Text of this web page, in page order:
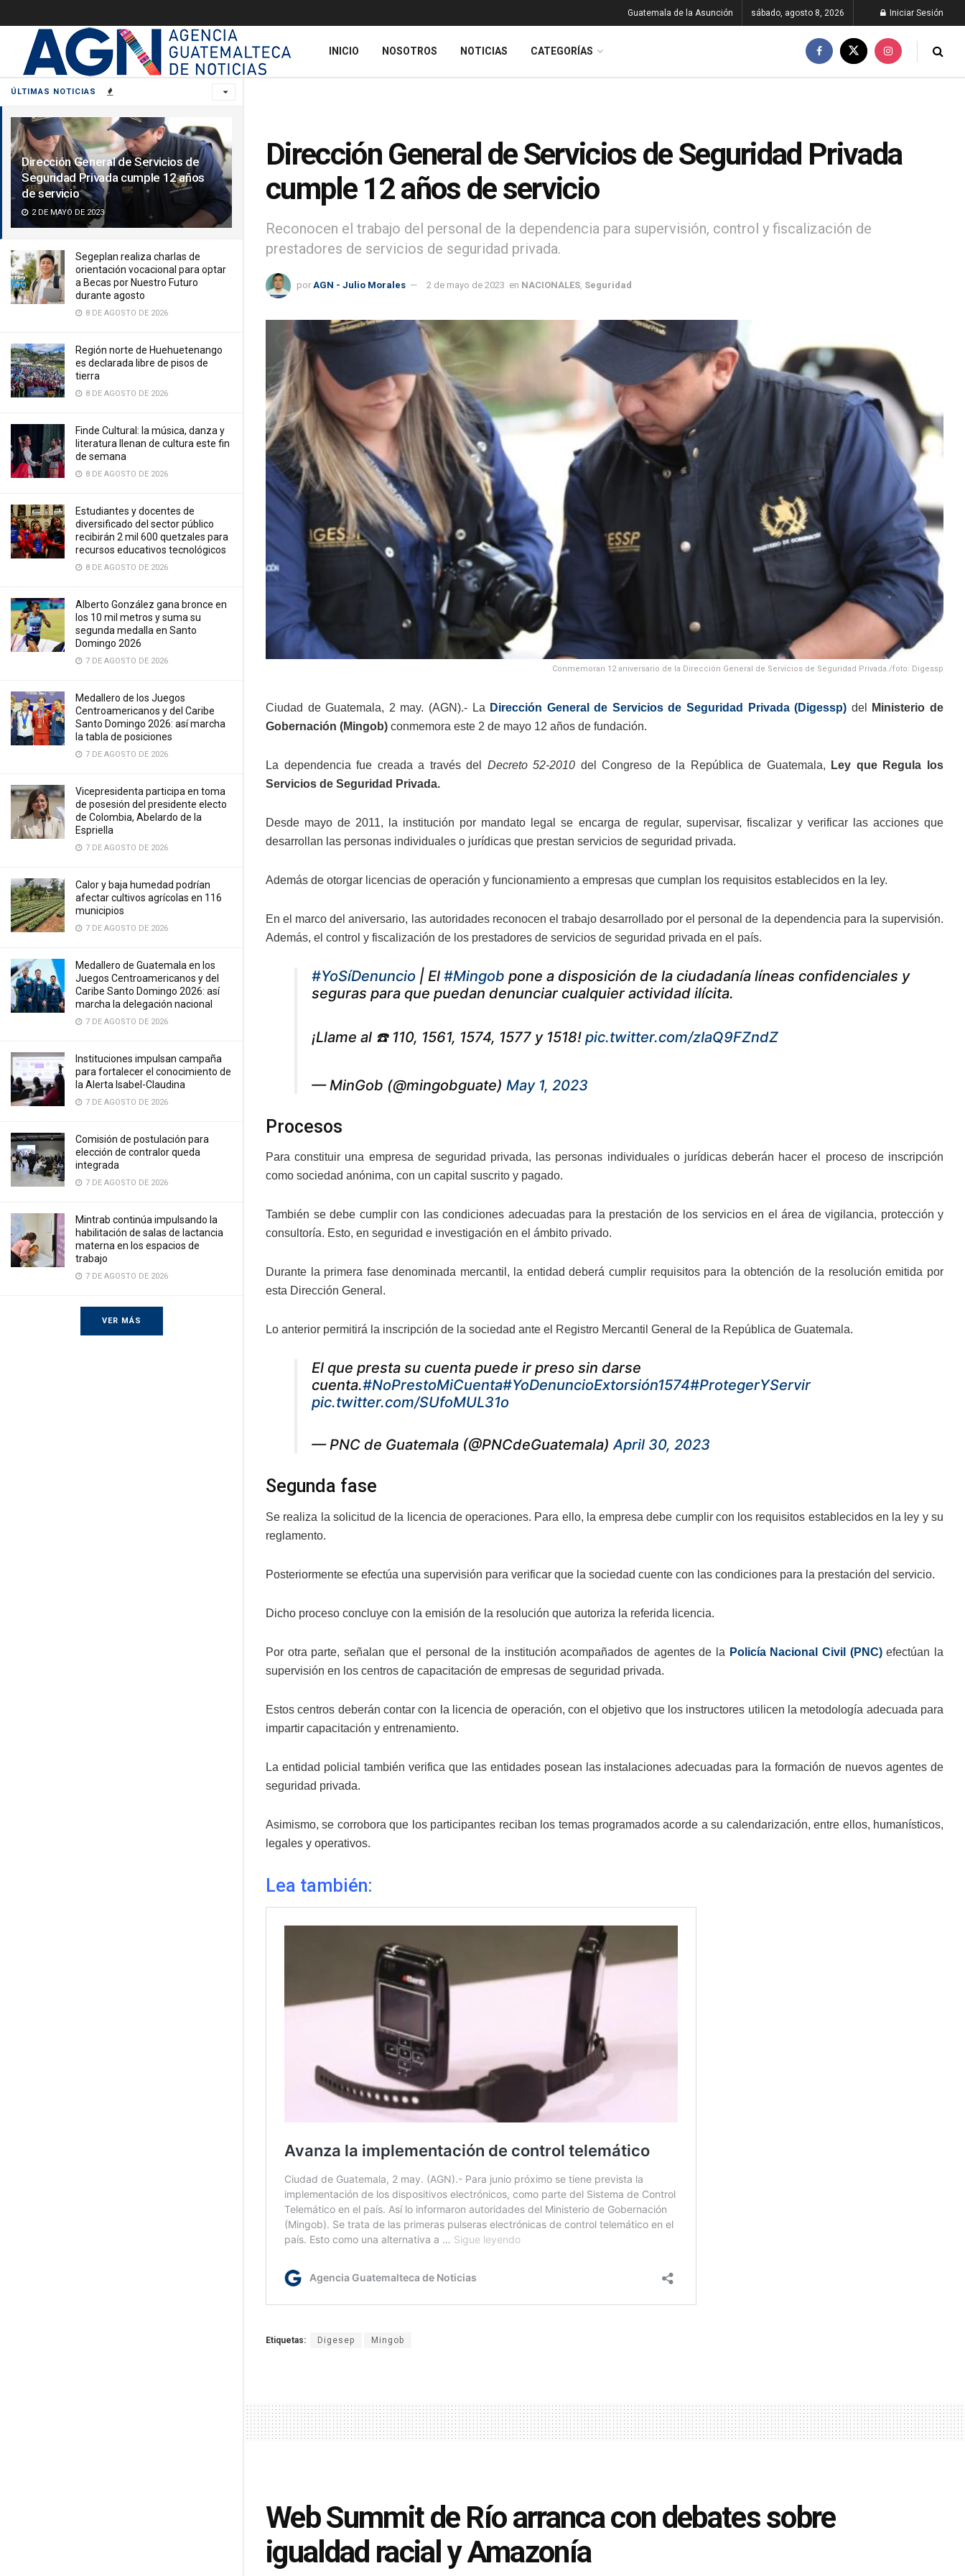
ÚLTIMAS NOTICIAS
Dirección General de Servicios de
Seguridad Privada cumple 12 años
de servicio
2 DE MAYO DE 2023
Segeplan realiza charlas de
orientación vocacional para optar
a Becas por Nuestro Futuro
durante agosto
8 DE AGOSTO DE 2026
Región norte de Huehuetenango
es declarada libre de pisos de
tierra
8 DE AGOSTO DE 2026
Finde Cultural: la música, danza y
literatura llenan de cultura este fin
de semana
8 DE AGOSTO DE 2026
Estudiantes y docentes de
diversificado del sector público
recibirán 2 mil 600 quetzales para
recursos educativos tecnológicos
8 DE AGOSTO DE 2026
Alberto González gana bronce en
los 10 mil metros y suma su
segunda medalla en Santo
Domingo 2026
7 DE AGOSTO DE 2026
Medallero de los Juegos
Centroamericanos y del Caribe
Santo Domingo 2026: así marcha
la tabla de posiciones
7 DE AGOSTO DE 2026
Vicepresidenta participa en toma
de posesión del presidente electo
de Colombia, Abelardo de la
Espriella
7 DE AGOSTO DE 2026
Calor y baja humedad podrían
afectar cultivos agrícolas en 116
municipios
7 DE AGOSTO DE 2026
Medallero de Guatemala en los
Juegos Centroamericanos y del
Caribe Santo Domingo 2026: así
marcha la delegación nacional
7 DE AGOSTO DE 2026
Instituciones impulsan campaña
para fortalecer el conocimiento de
la Alerta Isabel-Claudina
7 DE AGOSTO DE 2026
Comisión de postulación para
elección de contralor queda
integrada
7 DE AGOSTO DE 2026
Mintrab continúa impulsando la
habilitación de salas de lactancia
materna en los espacios de
trabajo
7 DE AGOSTO DE 2026
VER MÁS
Guatemala de la Asunción sábado, agosto 8, 2026 Iniciar Sesión
INICIO NOSOTROS NOTICIAS CATEGORÍAS
Dirección General de Servicios de Seguridad Privada
cumple 12 años de servicio
Reconocen el trabajo del personal de la dependencia para supervisión, control y fiscalización de
prestadores de servicios de seguridad privada.
por AGN - Julio Morales 2 de mayo de 2023 en NACIONALES Seguridad
Conmemoran 12 aniversario de la Dirección General de Servicios de Seguridad Privada./foto: Digessp
Ciudad de Guatemala, 2 may. (AGN).- La Dirección General de Servicios de Seguridad Privada (Digessp) del
Ministerio de
Gobernación (Mingob) conmemora este 2 de mayo 12 años de fundación.
La dependencia fue creada a través del Decreto 52-2010 del Congreso de la República de Guatemala,
Ley que Regula los
Servicios de Seguridad Privada.
Desde mayo de 2011, la institución por mandato legal se encarga de regular, supervisar, fiscalizar y verificar las acciones que
desarrollan las personas individuales o jurídicas que prestan servicios de seguridad privada.
Además de otorgar licencias de operación y funcionamiento a empresas que cumplan los requisitos establecidos en la ley.
En el marco del aniversario, las autoridades reconocen el trabajo desarrollado por el personal de la dependencia para la supervisión.
Además, el control y fiscalización de los prestadores de servicios de seguridad privada en el país.
#YoSíDenuncio | El #Mingob pone a disposición de la ciudadanía líneas confidenciales y
seguras para que puedan denunciar cualquier actividad ilícita.
¡Llame al ☎️ 110, 1561, 1574, 1577 y 1518! pic.twitter.com/zIaQ9FZndZ
— MinGob (@mingobguate) May 1, 2023
Procesos
Para constituir una empresa de seguridad privada, las personas individuales o jurídicas deberán hacer el proceso de inscripción
como sociedad anónima, con un capital suscrito y pagado.
También se debe cumplir con las condiciones adecuadas para la prestación de los servicios en el área de vigilancia, protección y
consultoría. Esto, en seguridad e investigación en el ámbito privado.
Durante la primera fase denominada mercantil, la entidad deberá cumplir requisitos para la obtención de la resolución emitida por
esta Dirección General.
Lo anterior permitirá la inscripción de la sociedad ante el Registro Mercantil General de la República de Guatemala.
El que presta su cuenta puede ir preso sin darse
cuenta.#NoPrestoMiCuenta#YoDenuncioExtorsión1574#ProtegerYServir
pic.twitter.com/SUfoMUL31o
— PNC de Guatemala (@PNCdeGuatemala)April 30, 2023
Segunda fase
Se realiza la solicitud de la licencia de operaciones. Para ello, la empresa debe cumplir con los requisitos establecidos en la ley y su
reglamento.
Posteriormente se efectúa una supervisión para verificar que la sociedad cuente con las condiciones para la prestación del servicio.
Dicho proceso concluye con la emisión de la resolución que autoriza la referida licencia.
Por otra parte, señalan que el personal de la institución acompañados de agentes de la Policía Nacional Civil (PNC) efectúan la
supervisión en los centros de capacitación de empresas de seguridad privada.
Estos centros deberán contar con la licencia de operación, con el objetivo que los instructores utilicen la metodología adecuada para
impartir capacitación y entrenamiento.
La entidad policial también verifica que las entidades posean las instalaciones adecuadas para la formación de nuevos agentes de
seguridad privada.
Asimismo, se corrobora que los participantes reciban los temas programados acorde a su calendarización, entre ellos, humanísticos,
legales y operativos.
Lea también:
Etiquetas: Digesep Mingob
Web Summit de Río arranca con debates sobre
igualdad racial y Amazonía